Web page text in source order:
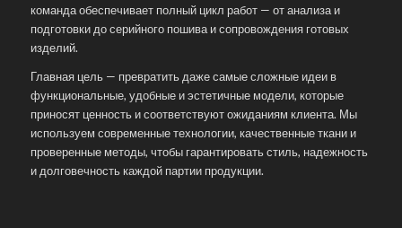
команда обеспечивает полный цикл работ — от анализа и
подготовки до серийного пошива и сопровождения готовых
изделий.
Главная цель — превратить даже самые сложные идеи в
функциональные, удобные и эстетичные модели, которые
приносят ценность и соответствуют ожиданиям клиента. Мы
используем современные технологии, качественные ткани и
проверенные методы, чтобы гарантировать стиль, надежность
и долговечность каждой партии продукции.